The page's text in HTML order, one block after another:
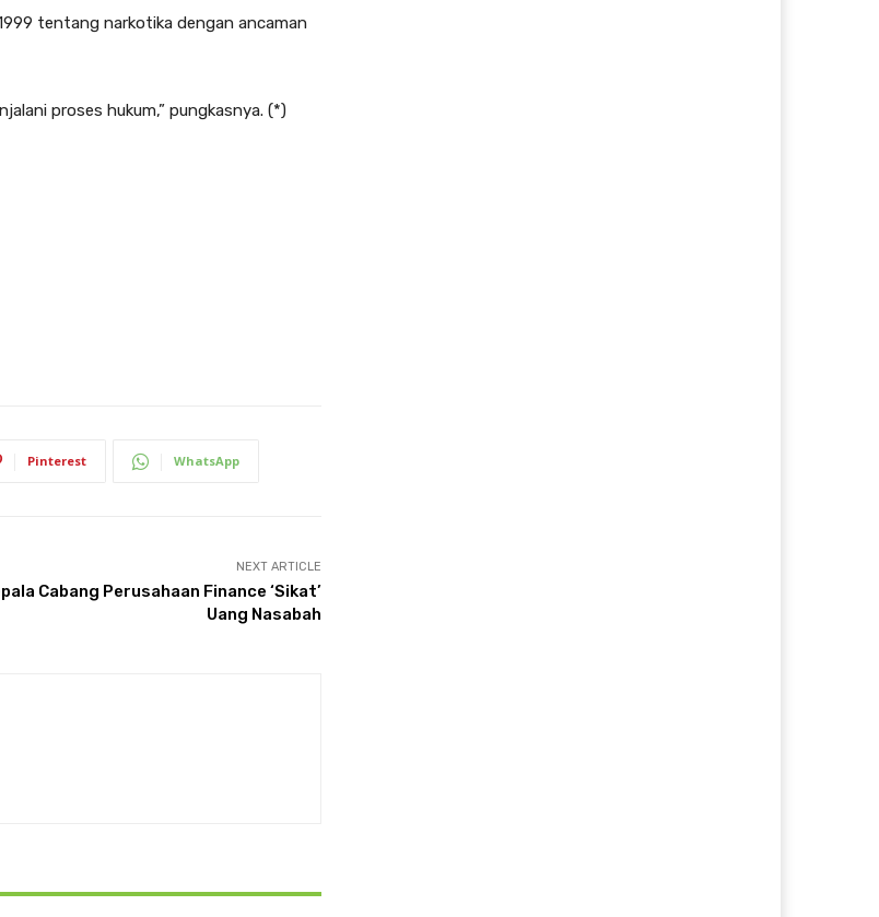
tentang narkotika dengan ancaman
proses hukum,” pungkasnya. (*)
Pinterest WhatsApp
NEXT ARTICLE
Cabang Perusahaan Finance ‘Sikat’
Uang Nasabah